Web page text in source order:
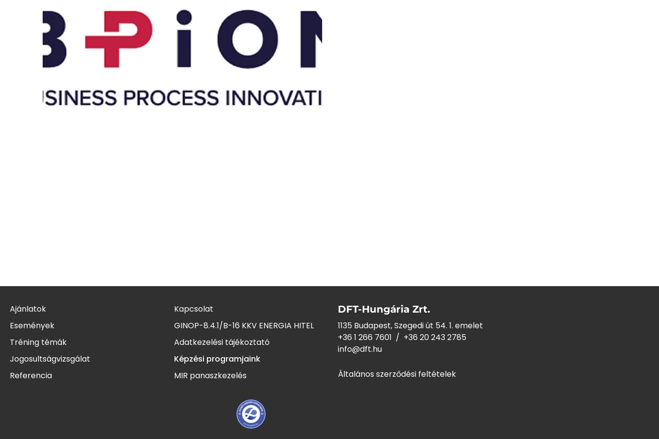
Ajánlatok
Események
Tréning témák
Jogosultságvizsgálat
Referencia
Kapcsolat
GINOP-8.4.1/B-16 KKV ENERGIA HITEL
Adatkezelési tájékoztató
Képzési programjaink
MIR panaszkezelés
DFT-Hungária Zrt.
1135 Budapest, Szegedi út 54. 1. emelet
+36 1 266 7601 / +36 20 2432785
info@dft.hu
Általános szerződési feltételek